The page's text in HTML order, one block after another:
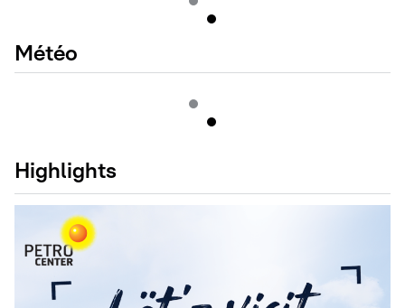
Météo
Highlights